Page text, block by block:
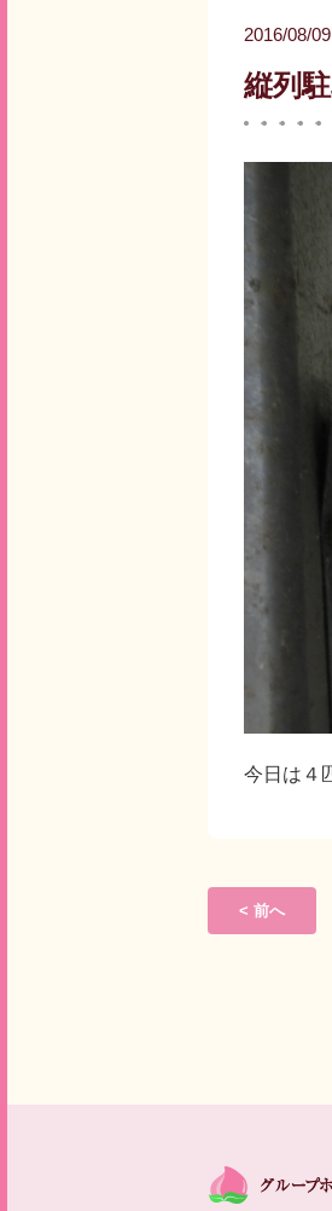
2016/08/09
縦列
今日は４
< 前へ